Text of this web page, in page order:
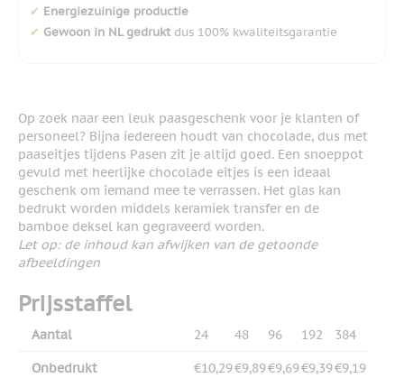
✔ Energiezuinige productie
✔ Gewoon in NL gedruktdus 100% kwaliteitsgarantie
Op zoek naar een leuk paasgeschenk voor je klanten of
personeel? Bijna iedereen houdt van chocolade, dus met
paaseitjes tijdens Pasen zit je altijd goed. Een snoeppot
gevuld met heerlijke chocolade eitjes is een ideaal
geschenk om iemand mee te verrassen. Het glas kan
bedrukt worden middels keramiek transfer en de
bamboe deksel kan gegraveerd worden.
Let op: de inhoud kan afwijken van de getoonde
afbeeldingen
Prijsstaffel
Aantal 24 48 96 192 384
Onbedrukt €10,29€9,89€9,69€9,39€9,19